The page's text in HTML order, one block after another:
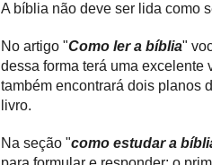
A bíblia não deve ser lida como
No artigo "Como ler a bíblia"
dessa forma terá uma excelente
também encontrará dois planos
livro.
Na seção "como estudar a